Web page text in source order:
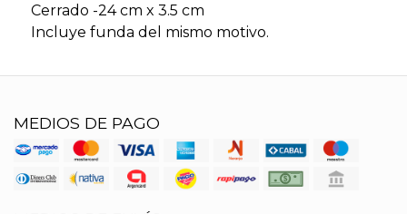
Cerrado -24 cm x 3.5 cm
Incluye funda del mismo motivo.
MEDIOS DE PAGO